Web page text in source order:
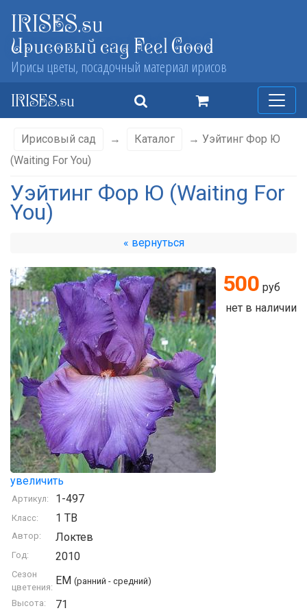
IRISES.su
Ирисовый сад Feel Good
Ирисы цветы, посадочный материал ирисов
IRISES.su
Ирисовый сад → Каталог
→ Уэйтинг Фор Ю
(Waiting For You)
Уэйтинг Фор Ю (Waiting For
You)
« вернуться
увеличить
500 руб
нет в наличии
Артикул: 1-497
Класс: 1 TB
Автор: Локтев
Год: 2010
Сезон
цветения:
EM (ранний - средний)
Высота: 71